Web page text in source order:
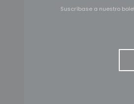
Suscríbase a nuestro